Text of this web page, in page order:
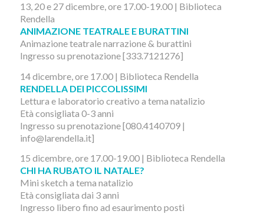
13, 20 e 27 dicembre, ore 17.00-19.00 | Biblioteca
Rendella
ANIMAZIONE TEATRALE E BURATTINI
Animazione teatrale narrazione & burattini
Ingresso su prenotazione [333.7121276]
14 dicembre, ore 17.00 | Biblioteca Rendella
RENDELLA DEI PICCOLISSIMI
Lettura e laboratorio creativo a tema natalizio
Età consigliata 0-3 anni
Ingresso su prenotazione [080.4140709 |
info@larendella.it]
15 dicembre, ore 17.00-19.00 | Biblioteca Rendella
CHI HA RUBATO IL NATALE?
Mini sketch a tema natalizio
Età consigliata dai 3 anni
Ingresso libero fino ad esaurimento posti